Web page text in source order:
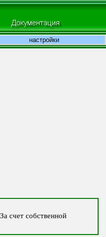
настройки
счет собственной